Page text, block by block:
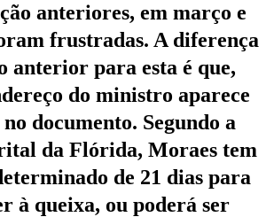
anteriores, em março e
frustradas. A diferença
anterior para esta é que,
do ministro aparece
documento. Segundo a
da Flórida, Moraes tem
de 21 dias para
à queixa, ou poderá ser